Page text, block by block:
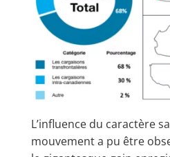
L’influence du caractère
mouvement a pu être